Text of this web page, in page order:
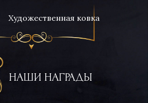
Художественная ковка
НАШИ НАГРАДЫ